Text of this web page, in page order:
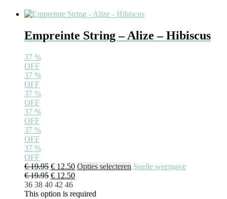
Empreinte String – Alize – Hibiscus
37 %
OFF
37 %
OFF
37 %
OFF
37 %
OFF
37 %
OFF
37 %
OFF
€19.95 € 12.50 Opties selecteren Snelle weergave
€19.95 € 12.50
36 38 40 42 46
This option is required